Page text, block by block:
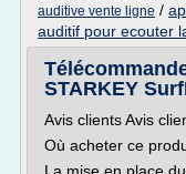
auditive vente ligne /
auditif pour ecouter
STARKEY
Avis clients Avis
Où acheter ce